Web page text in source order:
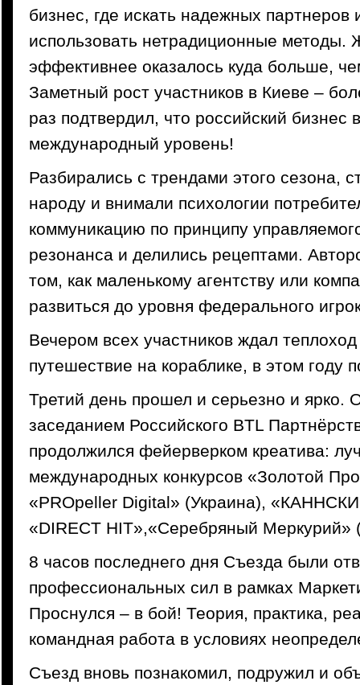
бизнес, где искать надежных партнеров
использовать нетрадиционные
эффективнее оказалось куда больше,
Заметный рост участников в Киеве –
раз подтвердил, что российский бизнес
международный уровень!
Разбирались с трендами этого сезона,
народу и внимали психологии
коммуникацию по принципу
резонанса и делились рецептами.
том, как маленькому агентству или
развиться до уровня федерального
Вечером всех участников ждал
путешествие на кораблике, в этом году
Третий день прошел и серьезно и ярко.
заседанием Российского BTL
продолжился фейерверком креатива:
международных конкурсов «Золотой
«PROpeller Digital» (Украина),
«DIRECT HIT»,«Серебряный Меркурий»
8 часов последнего дня Съезда были
профессиональных сил в рамках
Проснулся – в бой! Теория, практика,
командная работа в условиях
Съезд вновь познакомил, подружил и